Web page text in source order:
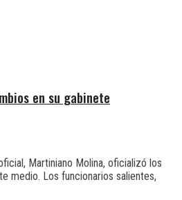
en su gabinete
Martiniano Molina, oficializó los
medio. Los funcionarios salientes,